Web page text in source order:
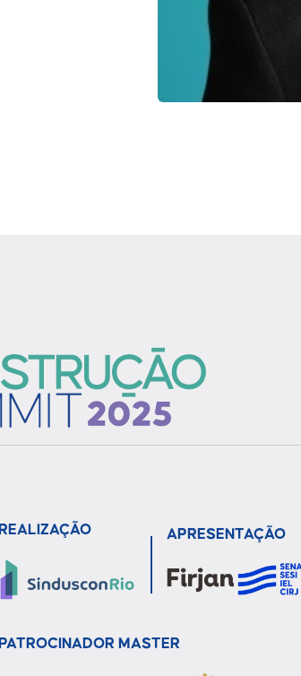
REALIZAÇÃO APRESENTAÇÃO
PATROCINADOR MASTER